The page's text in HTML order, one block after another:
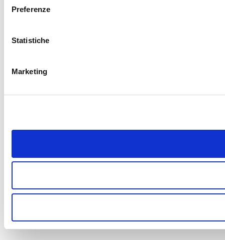
Preferenze
Statistiche
Marketing